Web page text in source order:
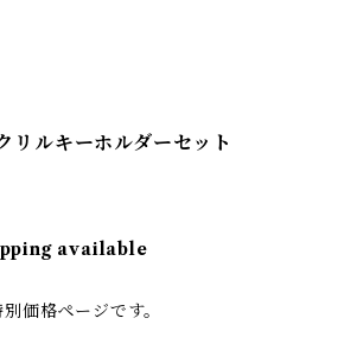
リルキーホルダーセット
available
価格ページです。